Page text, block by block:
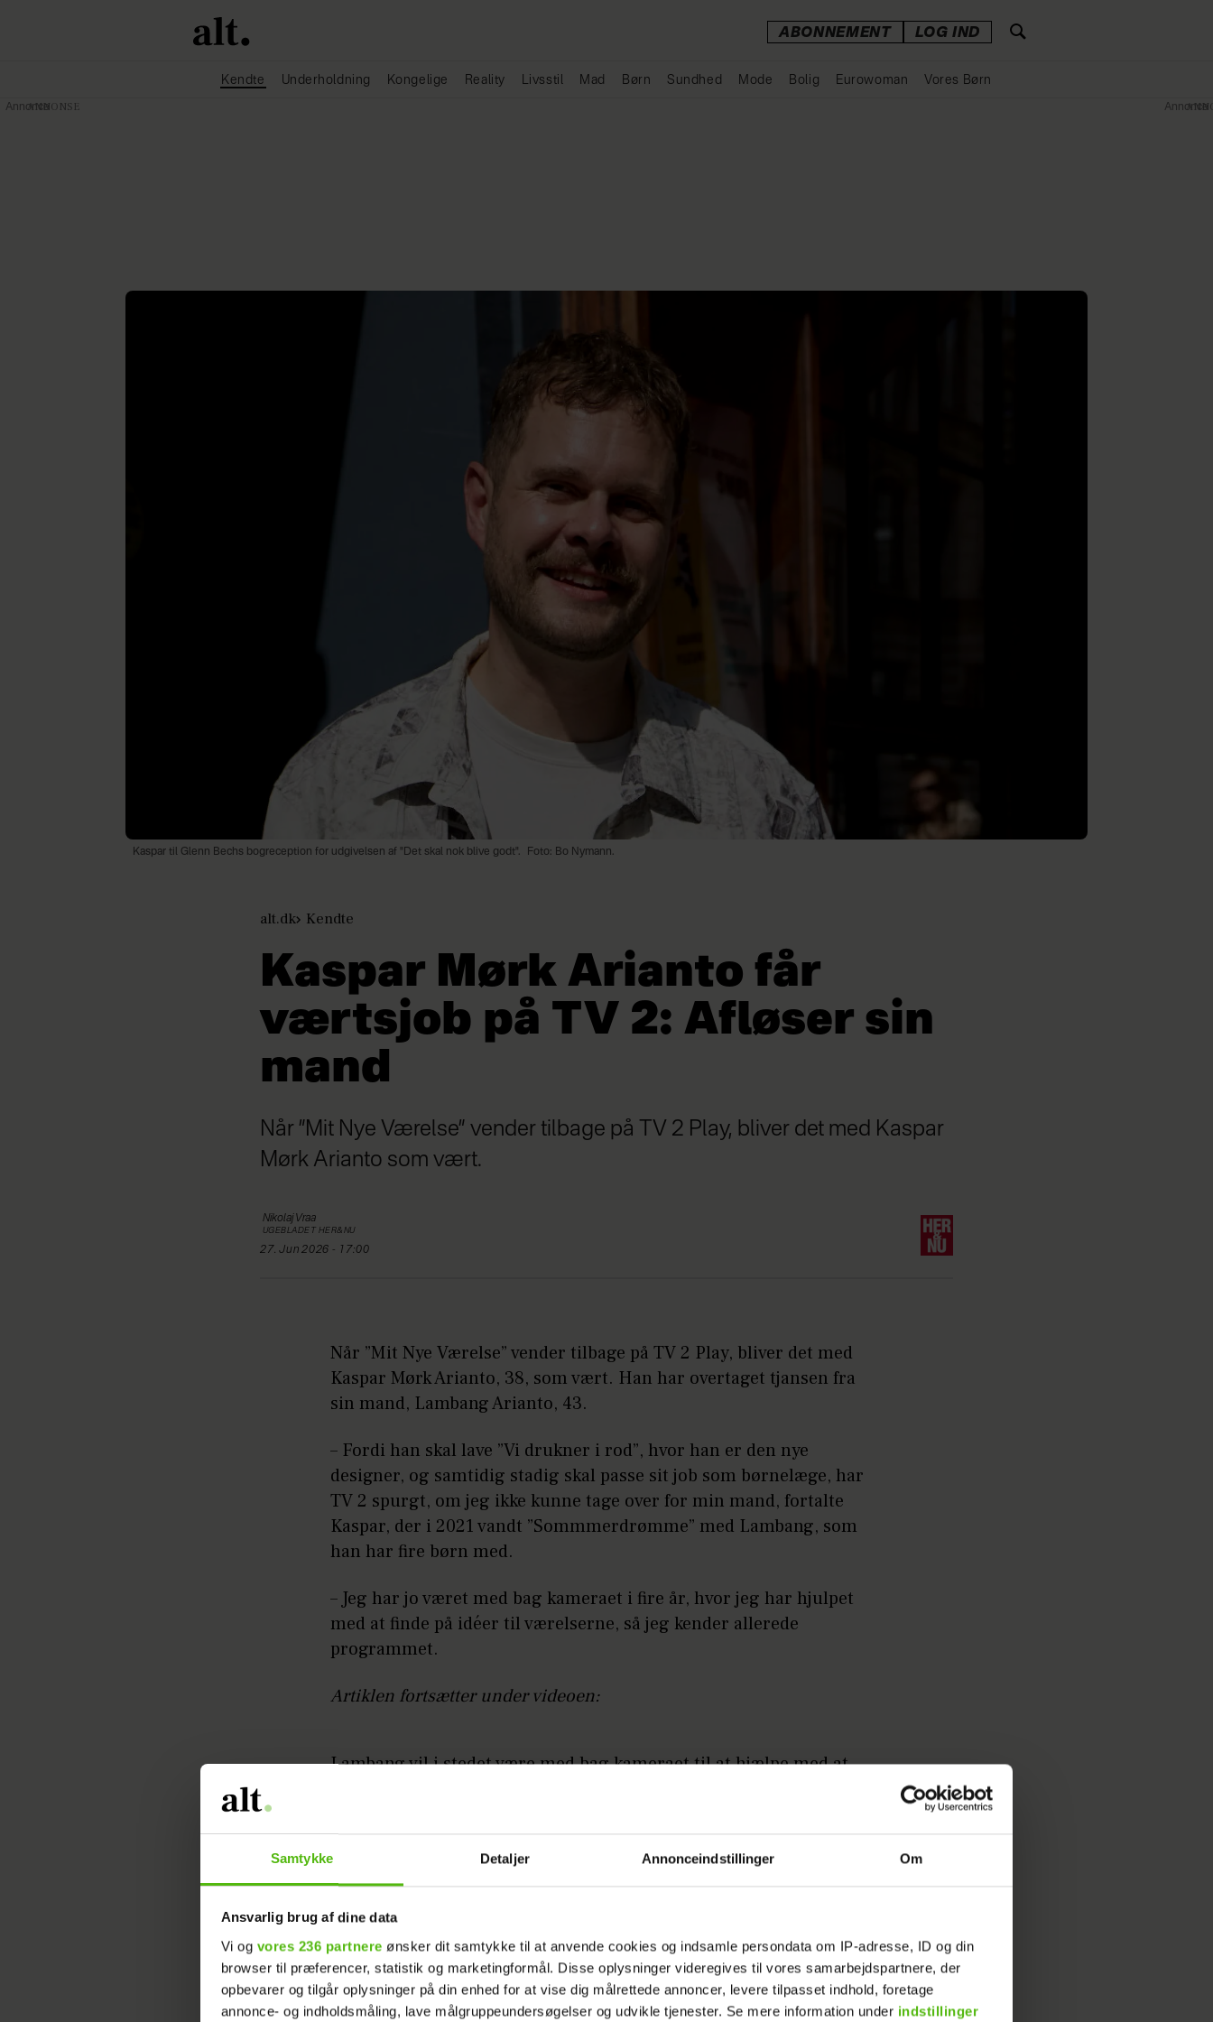
Samtykke Detaljer Annonceindstillinger Om
Ansvarlig brug af dine data
Vi og vores 236 partnere ønsker dit samtykke til at anvende cookies og indsamle persondata om IP-adresse, ID og din
browser til præferencer, statistik og marketingformål. Disse oplysninger videregives til vores samarbejdspartnere, der
opbevarer og tilgår oplysninger på din enhed for at vise dig målrettede annoncer, levere tilpasset indhold, foretage
annonce- og indholdsmåling, lave målgruppeundersøgelser og udvikle tjenester. Se mere information under indstillinger
ABONNEMENT LOG IND
Kendte Underholdning Kongelige Reality Livsstil Mad Børn Sundhed Mode Bolig Eurowoman Vores Børn
Kaspar til Glenn Bechs bogreception for udgivelsen af "Det skal nok blive godt". Foto: Bo Nymann.
alt.dk Kendte
Kaspar Mørk Arianto får
værtsjob på TV 2: Afløser sin
mand
Når ”Mit Nye Værelse” vender tilbage på TV 2 Play, bliver det med Kaspar
Mørk Arianto som vært.
Nikolaj Vraa
UGEBLADET HER&NU
27. Jun 2026 - 17:00
Når ”Mit Nye Værelse” vender tilbage på TV 2 Play, bliver det med
Kaspar Mørk Arianto, 38, som vært. Han har overtaget tjansen fra
sin mand, Lambang Arianto, 43.
– Fordi han skal lave ”Vi drukner i rod”, hvor han er den nye
designer, og samtidig stadig skal passe sit job som børnelæge, har
TV 2 spurgt, om jeg ikke kunne tage over for min mand, fortalte
Kaspar, der i 2021 vandt ”Sommmerdrømme” med Lambang, som
han har fire børn med.
– Jeg har jo været med bag kameraet i fire år, hvor jeg har hjulpet
med at finde på idéer til værelserne, så jeg kender allerede
programmet.
Artiklen fortsætter under videoen:
Lambang vil i stedet være med bag kameraet til at hjælpe med at
– Hele efteråret skal vi land og rige rundt og bygge børneværelser.
Jeg skal lige finde tilbage til værktøjet. Det har jeg jo ikke brugt
siden ”Sommerdrømme”, fortæller Kaspar til HER&NU.
Sød video: Rasmus Botoft og Lisbeth Wulff
giver sønnen studenterhue på
Annonce Annonce